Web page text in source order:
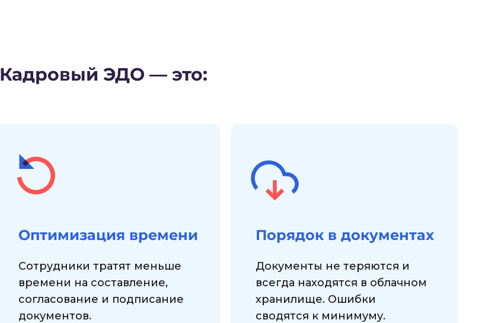
Кадровый ЭДО — это:
Оптимизация времени
Сотрудники тратят меньше
времени на составление,
согласование и подписание
документов.
Порядок в документах
Документы не теряются и
всегда находятся в облачном
хранилище. Ошибки
сводятся к минимуму.